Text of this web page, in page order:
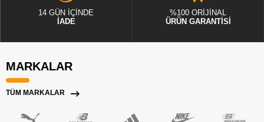
14 GÜN İÇİNDE
İADE
%100 ORİJİNAL
ÜRÜN GARANTİSİ
MARKALAR
TÜM MARKALAR